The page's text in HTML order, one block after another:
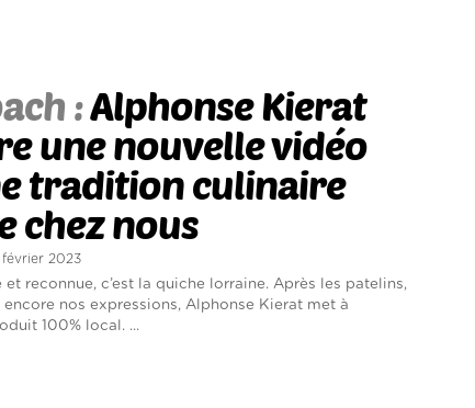
:Alphonse Kierat
une nouvelle vidéo
tradition culinaire
chez nous
février 2023
et reconnue, c’est la quiche lorraine. Après les patelins,
encore nos expressions, Alphonse Kierat met à
100% local. ...